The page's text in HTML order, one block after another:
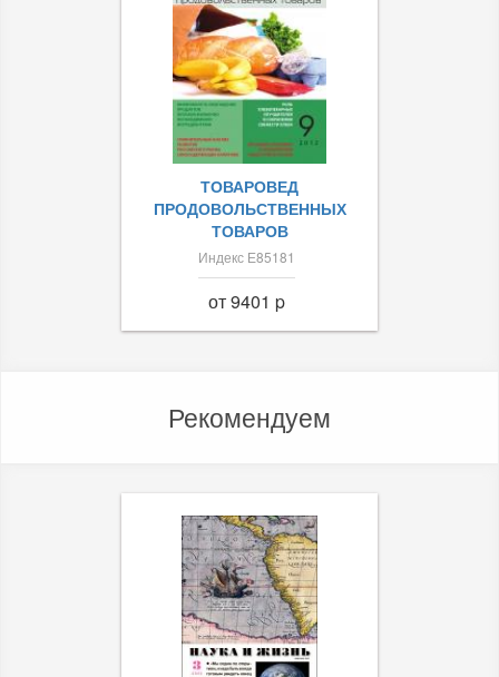
ТОВАРОВЕД
ПРОДОВОЛЬСТВЕННЫХ
ТОВАРОВ
Индекс Е85181
от 9401 p
Рекомендуем